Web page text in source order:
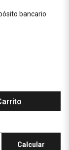
bancario
Calcular